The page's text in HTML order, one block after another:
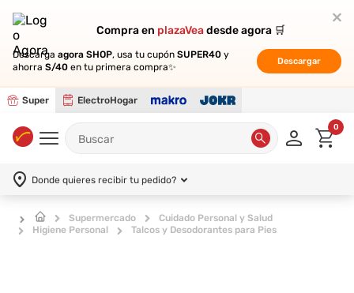
Compra en plazaVeadesde agora 🛒
Descarga agora SHOP, usa tu cupón SUPER40 y
ahorra S/40 en tu primera compra✨
Descargar
Super ElectroHogar
Compra en plazaVeadesde agora 🛒
Descarga agora SHOP, usa tu cupón SUPER40 y
ahorra S/40 en tu primera compra✨
Descargar
0
Donde quieres recibir tu pedido?
Supermercado
Cuidado Personal y Salud
Higiene Personal
Talcos y Desodorantes para Pies